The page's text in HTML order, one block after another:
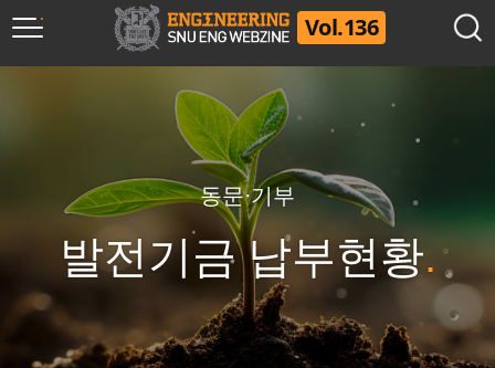
Vol.136
동문·기부
발전기금 납부현황